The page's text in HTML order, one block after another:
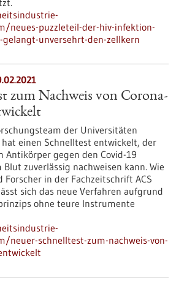
neues-puzzleteil-der-hiv-infektion-
unversehrt-den-zellkern
zum Nachweis von Corona-
der Universitäten
einen Schnelltest entwickelt, der
Antikörper gegen den Covid-19
Blut zuverlässig nachweisen kann. Wie
in der Fachzeitschrift ACS
sich das neue Verfahren aufgrund
ohne teure Instrumente
neuer-schnelltest-zum-nachweis-von-